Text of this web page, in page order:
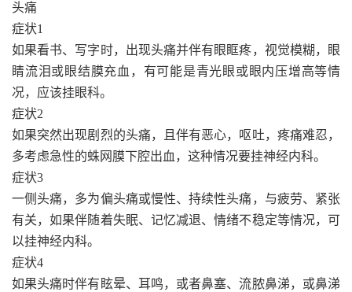
头痛
症状1
如果看书、写字时，出现头痛并伴有眼眶疼，视觉模糊，眼
睛流泪或眼结膜充血，有可能是青光眼或眼内压增高等情
况，应该挂眼科。
症状2
如果突然出现剧烈的头痛，且伴有恶心，呕吐，疼痛难忍，
多考虑急性的蛛网膜下腔出血，这种情况要挂神经内科。
症状3
一侧头痛，多为偏头痛或慢性、持续性头痛，与疲劳、紧张
有关，如果伴随着失眠、记忆减退、情绪不稳定等情况，可
以挂神经内科。
症状4
如果头痛时伴有眩晕、耳鸣，或者鼻塞、流脓鼻涕，或鼻涕